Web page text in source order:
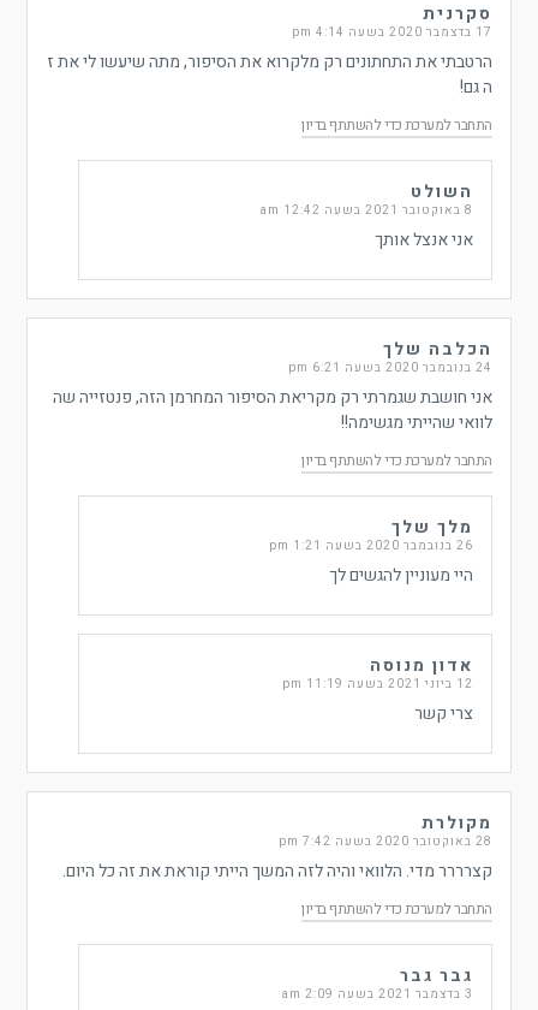
סקרנית
17 בדצמבר 2020 בשעה 4:14 pm
הרטבתי את התחתונים רק מלקרוא את הסיפור, מתה שיעשו לי את ז
ה גם!
התחבר למערכת כדי להשתתף בדיון
השולט
8 באוקטובר 2021 בשעה 12:42 am
אני אנצל אותך
הכלבה שלך
24 בנובמבר 2020 בשעה 6:21 pm
אני חושבת שגמרתי רק מקריאת הסיפור המחרמן הזה, פנטזייה שה
לוואי שהייתי מגשימה!!
התחבר למערכת כדי להשתתף בדיון
מלך שלך
26 בנובמבר 2020 בשעה 1:21 pm
היי מעוניין להגשים לך
אדון מנוסה
12 ביוני 2021 בשעה 11:19 pm
צרי קשר
מקולרת
28 באוקטובר 2020 בשעה 7:42 pm
קצרררר מדי. הלוואי והיה לזה המשך הייתי קוראת את זה כל היום.
התחבר למערכת כדי להשתתף בדיון
גבר גבר
3 בדצמבר 2021 בשעה 2:09 am